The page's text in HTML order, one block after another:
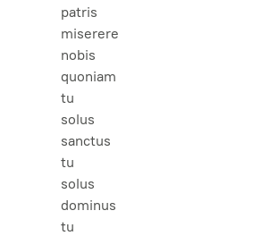
patris
miserere
nobis
quoniam
tu
solus
sanctus
tu
solus
dominus
tu